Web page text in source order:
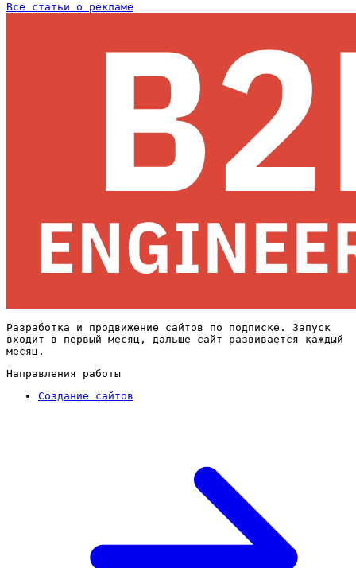
Все статьи о рекламе
Разработка и продвижение сайтов по подписке. Запуск
входит в первый месяц, дальше сайт развивается каждый
месяц.
Направления работы
Создание сайтов